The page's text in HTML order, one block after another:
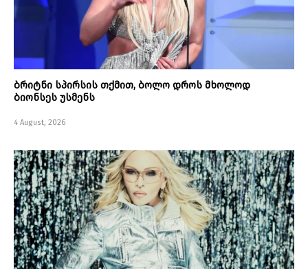
ბრიტნი სპირსის თქმით, ბოლო დროს მხოლოდ
ბიონსეს უსმენს
4 August, 2026